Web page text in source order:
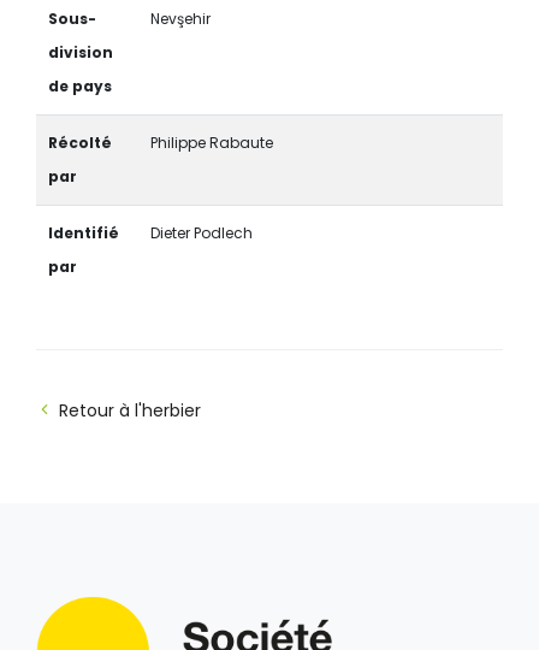
Sous-
division
de pays
Nevşehir
Récolté
par
Philippe Rabaute
Identifié
par
Dieter Podlech
Retour à l'herbier